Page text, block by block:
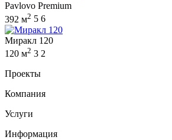
Pavlovo Premium
392 м2 5 6
Миракл 120
120 м2 3 2
Проекты
Компания
Услуги
Информация